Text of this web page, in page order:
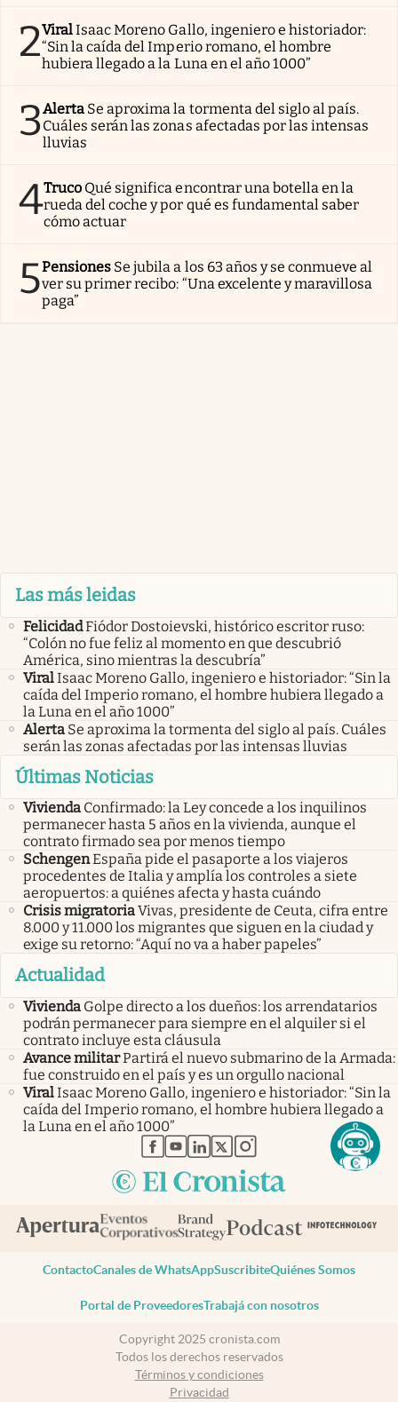
2ViralIsaac Moreno Gallo, ingeniero e historiador:
“Sin la caída del Imperio romano, el hombre
hubiera llegado a la Luna en el año 1000”
3Alerta Se aproxima la tormenta del siglo al país.
Cuáles serán las zonas afectadas por las intensas
lluvias
4Truco Qué significa encontrar una botella en la
rueda del coche y por qué es fundamental saber
cómo actuar
5Pensiones Se jubila a los 63 años y se conmueve al
ver su primer recibo: “Una excelente y maravillosa
paga”
Las más leidas
FelicidadFiódor Dostoievski, histórico escritor ruso:
“Colón no fue feliz al momento en que descubrió
América, sino mientras la descubría”
ViralIsaac Moreno Gallo, ingeniero e historiador: “Sin la
caída del Imperio romano, el hombre hubiera llegado a
la Luna en el año 1000”
Alerta Se aproxima la tormenta del siglo al país. Cuáles
serán las zonas afectadas por las intensas lluvias
Últimas Noticias
Vivienda Confirmado: la Ley concede a los inquilinos
permanecer hasta 5 años en la vivienda, aunque el
contrato firmado sea por menos tiempo
SchengenEspaña pide el pasaporte a los viajeros
procedentes de Italia y amplía los controles a siete
aeropuertos: a quiénes afecta y hasta cuándo
Crisis migratoriaVivas, presidente de Ceuta, cifra entre
8.000 y 11.000 los migrantes que siguen en la ciudad y
exige su retorno: “Aquí no va a haber papeles”
Actualidad
Vivienda Golpe directo a los dueños: los arrendatarios
podrán permanecer para siempre en el alquiler si el
contrato incluye esta cláusula
Avance militarPartirá el nuevo submarino de la Armada:
fue construido en el país y es un orgullo nacional
ViralIsaac Moreno Gallo, ingeniero e historiador: “Sin la
caída del Imperio romano, el hombre hubiera llegado a
la Luna en el año 1000”
abre en nueva pestaña
abre en nueva pestaña
abre en nueva pestaña
abre en nueva pestaña
abre en nueva pestaña
ContactoCanales de WhatsAppSuscribiteQuiénes Somos
Portal de ProveedoresTrabajá con nosotros
Copyright 2025 cronista.com
Todos los derechos reservados
Términos y condiciones
Privacidad